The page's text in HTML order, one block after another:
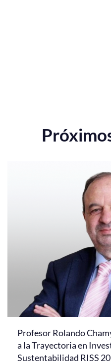
Profesor Rolando
a la Trayectoria en
Sustentabilidad RISS